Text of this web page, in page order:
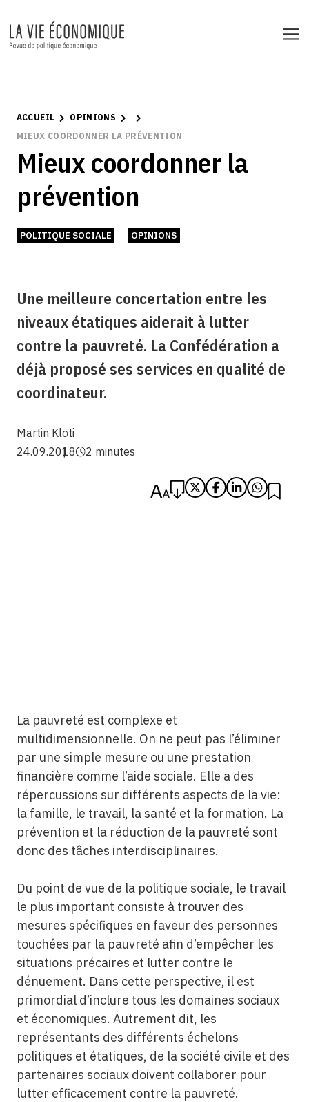
ACCUEIL
OPINIONS
MIEUX COORDONNER LA PRÉVENTION
Mieux coordonner la
prévention
POLITIQUE SOCIALE OPINIONS
Une meilleure concertation entre les
niveaux étatiques aiderait à lutter
contre la pauvreté. La Confédération a
déjà proposé ses services en qualité de
coordinateur.
Martin Klöti
24.09.2018
2 minutes
La pauvreté est complexe et
multidimensionnelle. On ne peut pas l’éliminer
par une simple mesure ou une prestation
financière comme l’aide sociale. Elle a des
répercussions sur différents aspects de la vie:
la famille, le travail, la santé et la formation. La
prévention et la réduction de la pauvreté sont
donc des tâches interdisciplinaires.
Du point de vue de la politique sociale, le travail
le plus important consiste à trouver des
mesures spécifiques en faveur des personnes
touchées par la pauvreté afin d’empêcher les
situations précaires et lutter contre le
dénuement. Dans cette perspective, il est
primordial d’inclure tous les domaines sociaux
et économiques. Autrement dit, les
représentants des différents échelons
politiques et étatiques, de la société civile et des
partenaires sociaux doivent collaborer pour
lutter efficacement contre la pauvreté.